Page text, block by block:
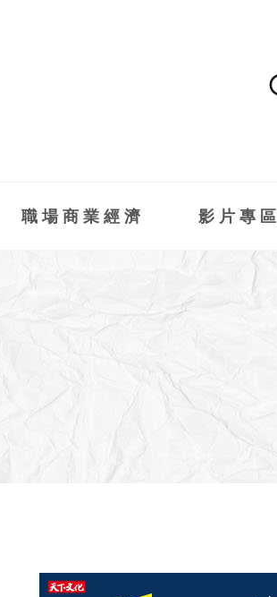
職場商業經濟 影片專區